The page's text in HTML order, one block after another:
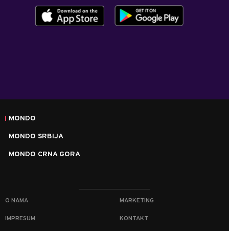
MONDO
MONDO SRBIJA
MONDO CRNA GORA
O NAMA MARKETING
IMPRESUM KONTAKT